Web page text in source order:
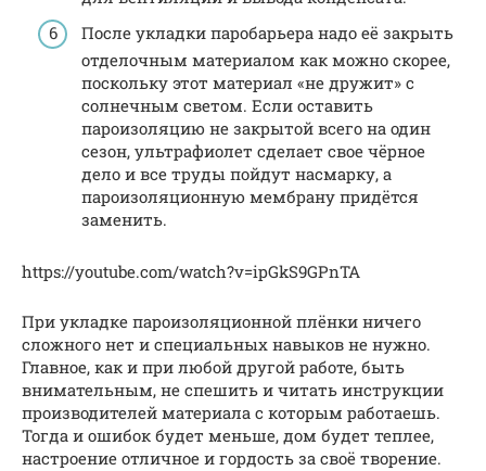
После укладки паробарьера надо её закрыть
отделочным материалом как можно скорее,
поскольку этот материал «не дружит» с
солнечным светом. Если оставить
пароизоляцию не закрытой всего на один
сезон, ультрафиолет сделает свое чёрное
дело и все труды пойдут насмарку, а
пароизоляционную мембрану придётся
заменить.
https://youtube.com/watch?v=ipGkS9GPnTA
При укладке пароизоляционной плёнки ничего
сложного нет и специальных навыков не нужно.
Главное, как и при любой другой работе, быть
внимательным, не спешить и читать инструкции
производителей материала с которым работаешь.
Тогда и ошибок будет меньше, дом будет теплее,
настроение отличное и гордость за своё творение.